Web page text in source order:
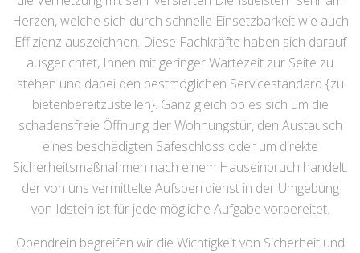
Herzen, welche sich durch schnelle Einsetzbarkeit wie auch
Effizienz auszeichnen. Diese Fachkräfte haben sich darauf
ausgerichtet, Ihnen mit geringer Wartezeit zur Seite zu
stehen und dabei den bestmöglichen Servicestandard {zu
bietenbereitzustellen}. Ganz gleich ob es sich um die
schadensfreie Öffnung der Wohnungstür, den Austausch
eines beschädigten Safeschloss oder um direkte
Sicherheitsmaßnahmen nach einem Hauseinbruch handelt:
der von uns vermittelte Aufsperrdienst in der Umgebung
von Idstein ist für jede mögliche Aufgabe vorbereitet.
Obendrein begreifen wir die Wichtigkeit von Sicherheit und